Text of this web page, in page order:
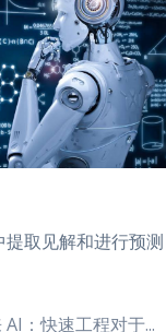
取见解和进行预测
：快速工程对于...